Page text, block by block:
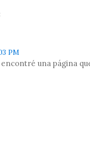
PM
una página